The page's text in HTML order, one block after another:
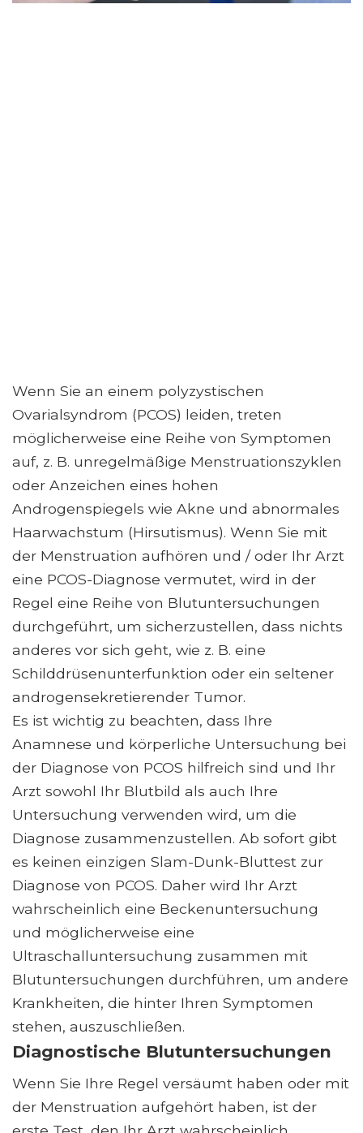
Wenn Sie an einem polyzystischen
Ovarialsyndrom (PCOS) leiden, treten
möglicherweise eine Reihe von Symptomen
auf, z. B. unregelmäßige Menstruationszyklen
oder Anzeichen eines hohen
Androgenspiegels wie Akne und abnormales
Haarwachstum (Hirsutismus). Wenn Sie mit
der Menstruation aufhören und / oder Ihr Arzt
eine PCOS-Diagnose vermutet, wird in der
Regel eine Reihe von Blutuntersuchungen
durchgeführt, um sicherzustellen, dass nichts
anderes vor sich geht, wie z. B. eine
Schilddrüsenunterfunktion oder ein seltener
androgensekretierender Tumor.
Es ist wichtig zu beachten, dass Ihre
Anamnese und körperliche Untersuchung bei
der Diagnose von PCOS hilfreich sind und Ihr
Arzt sowohl Ihr Blutbild als auch Ihre
Untersuchung verwenden wird, um die
Diagnose zusammenzustellen. Ab sofort gibt
es keinen einzigen Slam-Dunk-Bluttest zur
Diagnose von PCOS. Daher wird Ihr Arzt
wahrscheinlich eine Beckenuntersuchung
und möglicherweise eine
Ultraschalluntersuchung zusammen mit
Blutuntersuchungen durchführen, um andere
Krankheiten, die hinter Ihren Symptomen
stehen, auszuschließen.
Diagnostische Blutuntersuchungen
Wenn Sie Ihre Regel versäumt haben oder mit
der Menstruation aufgehört haben, ist der